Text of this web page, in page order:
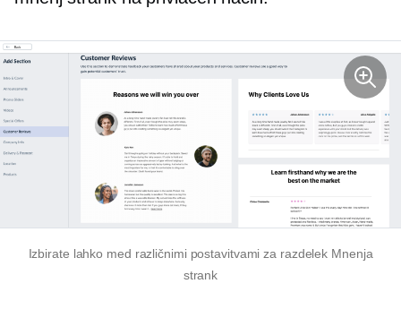
Izbirate lahko med različnimi postavitvami za razdelek Mnenja
strank